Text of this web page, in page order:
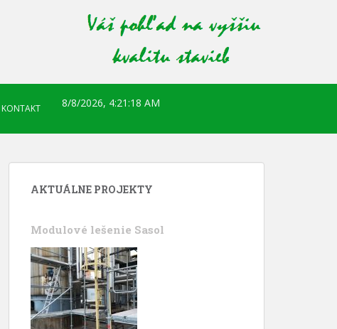
KONTAKT 8/8/2026, 4:21:19 AM
AKTUÁLNE PROJEKTY
Modulové lešenie Sasol